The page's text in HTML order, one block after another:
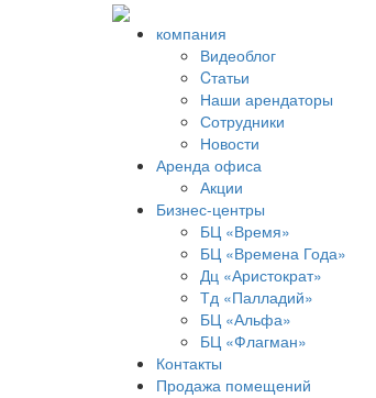
компания
Видеоблог
Cтатьи
Наши арендаторы
Сотрудники
Новости
Аренда офиса
Акции
Бизнес-центры
БЦ «Время»
БЦ «Времена Года»
Дц «Аристократ»
Тд «Палладий»
БЦ «Альфа»
БЦ «Флагман»
Контакты
Продажа помещений